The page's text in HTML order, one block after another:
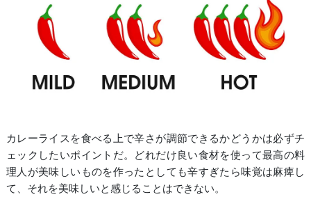
カレーライスを食べる上で辛さが調節できるかどうかは必ずチ
ェックしたいポイントだ。どれだけ良い食材を使って最高の料
理人が美味しいものを作ったとしても辛すぎたら味覚は麻痺し
て、それを美味しいと感じることはできない。